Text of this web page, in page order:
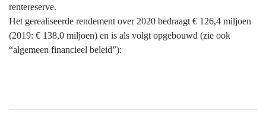
rentereserve.
Het gerealiseerde rendement over 2020 bedraagt € 126,4 miljoen
(2019: € 138,0 miljoen) en is als volgt opgebouwd (zie ook
“algemeen financieel beleid”):